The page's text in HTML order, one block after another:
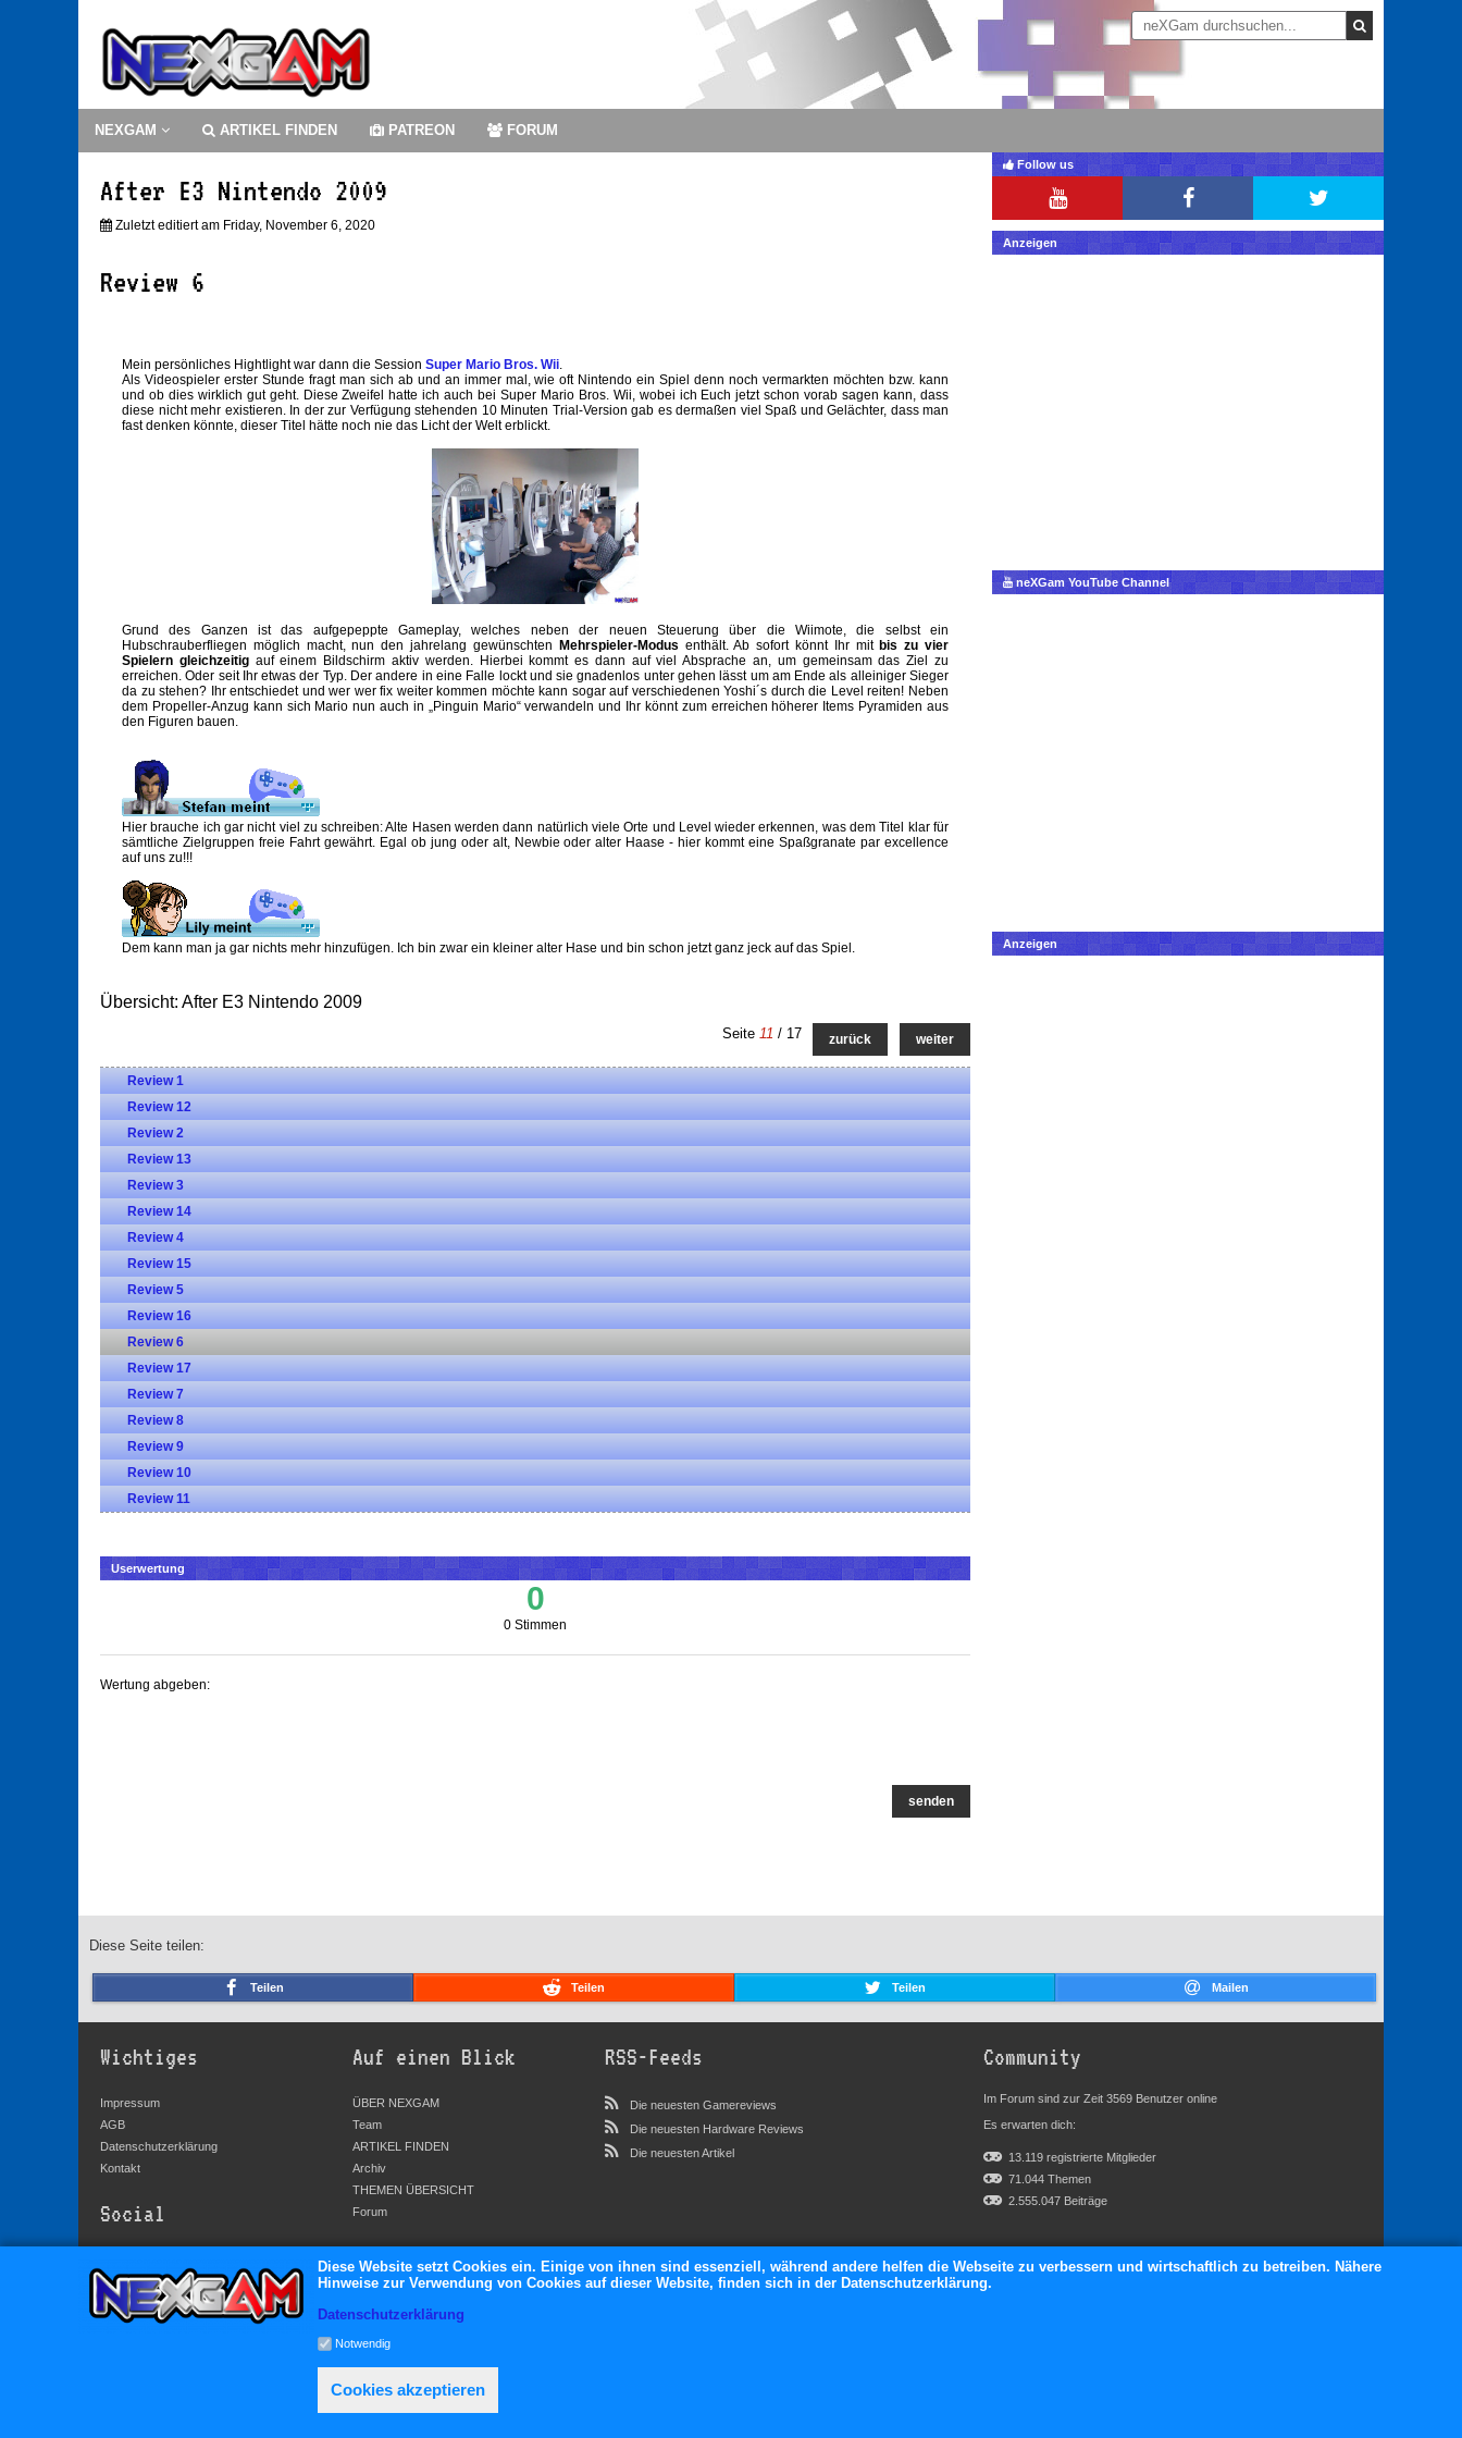
NEXGAM ARTIKEL FINDEN PATREON FORUM
After E3 Nintendo 2009
Zuletzt editiert am Friday, November 6, 2020
Review 6
Mein persönliches Hightlight war dann die Session Super Mario Bros. Wii.
Als Videospieler erster Stunde fragt man sich ab und an immer mal, wie oft Nintendo ein Spiel denn noch vermarkten möchten bzw. kann
und ob dies wirklich gut geht. Diese Zweifel hatte ich auch bei Super Mario Bros. Wii, wobei ich Euch jetzt schon vorab sagen kann, dass
diese nicht mehr existieren. In der zur Verfügung stehenden 10 Minuten Trial-Version gab es dermaßen viel Spaß und Gelächter, dass man
fast denken könnte, dieser Titel hätte noch nie das Licht der Welt erblickt.
Grund des Ganzen ist das aufgepeppte Gameplay, welches neben der neuen Steuerung über die Wiimote, die selbst ein
Hubschrauberfliegen möglich macht, nun den jahrelang gewünschten Mehrspieler-Modus enthält. Ab sofort könnt Ihr mitbis zu vier
Spielern gleichzeitigauf einem Bildschirm aktiv werden. Hierbei kommt es dann auf viel Absprache an, um gemeinsam das Ziel zu
erreichen. Oder seit Ihr etwas der Typ. Der andere in eine Falle lockt und sie gnadenlos unter gehen lässt um am Ende als alleiniger Sieger
da zu stehen? Ihr entschiedet und wer wer fix weiter kommen möchte kann sogar auf verschiedenen Yoshi´s durch die Level reiten! Neben
dem Propeller-Anzug kann sich Mario nun auch in „Pinguin Mario“ verwandeln und Ihr könnt zum erreichen höherer Items Pyramiden aus
den Figuren bauen.
Hier brauche ich gar nicht viel zu schreiben: Alte Hasen werden dann natürlich viele Orte und Level wieder erkennen, was dem Titel klar für
sämtliche Zielgruppen freie Fahrt gewährt. Egal ob jung oder alt, Newbie oder alter Haase - hier kommt eine Spaßgranate par excellence
auf uns zu!!!
Dem kann man ja gar nichts mehr hinzufügen. Ich bin zwar ein kleiner alter Hase und bin schon jetzt ganz jeck auf das Spiel.
Übersicht: After E3 Nintendo 2009
Seite 11 / 17 weiter
zurück
Review 1
Review 12
Review 2
Review 13
Review 3
Review 14
Review 4
Review 15
Review 5
Review 16
Review 6
Review 17
Review 7
Review 8
Review 9
Review 10
Review 11
Userwertung
0
0 Stimmen
Wertung abgeben:
senden
Follow us
Anzeigen
neXGam YouTube Channel
Anzeigen
Diese Seite teilen:
Teilen Teilen Teilen Mailen
Wichtiges
Impressum
AGB
Datenschutzerklärung
Kontakt
Social
Facebook
Twitter
Auf einen Blick
ÜBER NEXGAM
Team
ARTIKEL FINDEN
Archiv
THEMEN ÜBERSICHT
Forum
RSS-Feeds
Die neuesten Gamereviews
Die neuesten Hardware Reviews
Die neuesten Artikel
Community
Im Forum sind zur Zeit 3569 Benutzer online
Es erwarten dich:
13.119 registrierte Mitglieder
71.044 Themen
2.555.047 Beiträge
Diese Website setzt Cookies ein. Einige von ihnen sind essenziell, während andere helfen die Webseite zu verbessern und wirtschaftlich zu betreiben. Nähere
Hinweise zur Verwendung von Cookies auf dieser Website, finden sich in der Datenschutzerklärung.
Datenschutzerklärung
Notwendig
Cookies akzeptieren